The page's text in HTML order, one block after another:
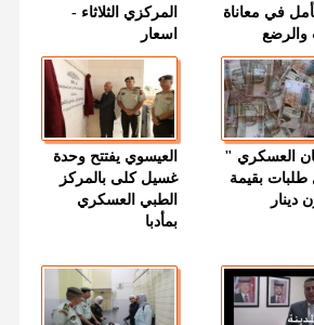
في معاناة
والرضع
المركزي الثلاثاء -
اسعار
العسكري "
طلبات بقيمة
العيسوي يفتتح وحدة
غسيل كلى بالمركز
الطبي العسكري
بمأدبا